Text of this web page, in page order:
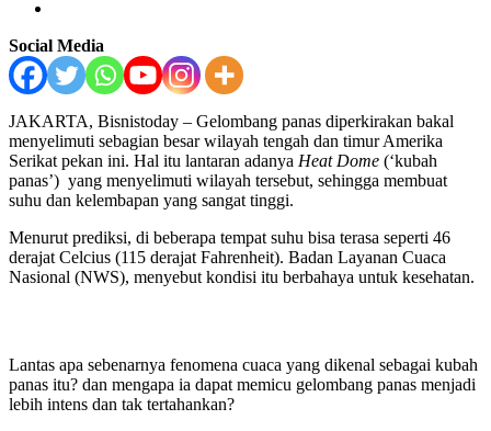
Social Media
JAKARTA, Bisnistoday – Gelombang panas diperkirakan bakal
menyelimuti sebagian besar wilayah tengah dan timur Amerika
Serikat pekan ini. Hal itu lantaran adanya Heat Dome (‘kubah
panas’) yang menyelimuti wilayah tersebut, sehingga membuat
suhu dan kelembapan yang sangat tinggi.
Menurut prediksi, di beberapa tempat suhu bisa terasa seperti 46
derajat Celcius (115 derajat Fahrenheit). Badan Layanan Cuaca
Nasional (NWS), menyebut kondisi itu berbahaya untuk kesehatan.
Lantas apa sebenarnya fenomena cuaca yang dikenal sebagai kubah
panas itu? dan mengapa ia dapat memicu gelombang panas menjadi
lebih intens dan tak tertahankan?